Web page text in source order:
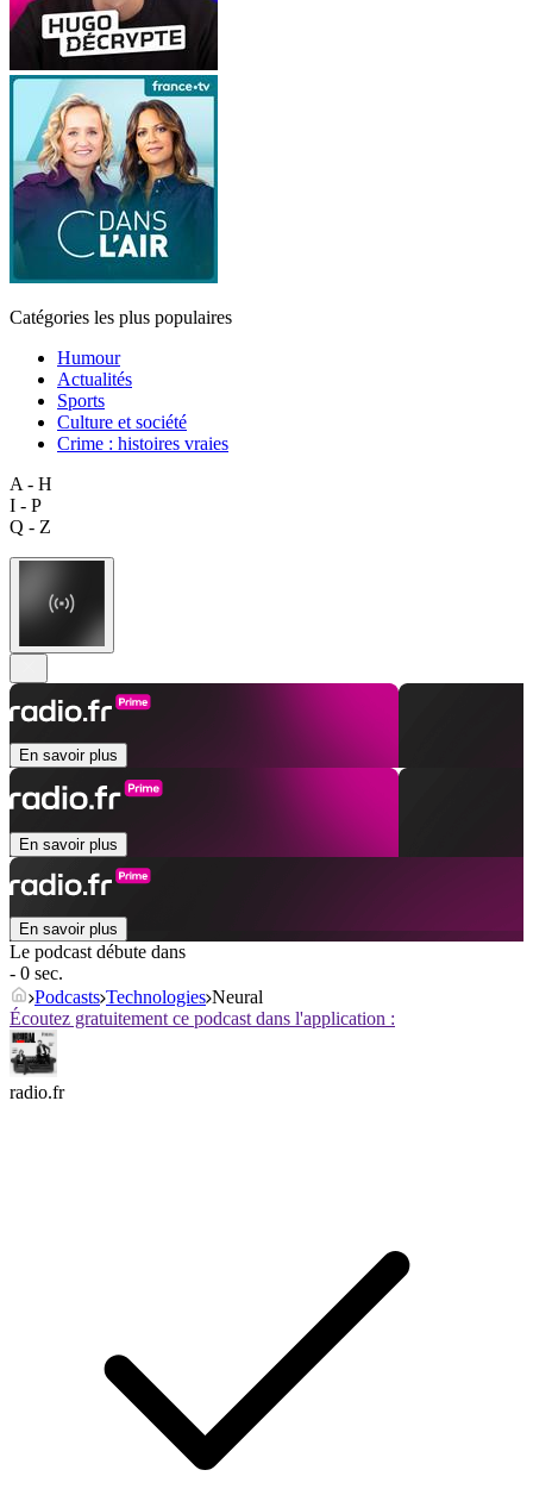
Catégories les plus populaires
Humour
Actualités
Sports
Culture et société
Crime : histoires vraies
A - H
I - P
Q - Z
En savoir plus
En savoir plus
En savoir plus
Le podcast débute dans
- 0 sec.
Podcasts Technologies Neural
Écoutez gratuitement ce podcast dans l'application :
radio.fr